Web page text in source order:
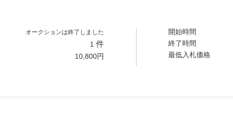
オークションは終了しました
1 件
10,800円
開始時間
終了時間
最低入札価格